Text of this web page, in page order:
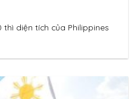
diện tích của Philippines